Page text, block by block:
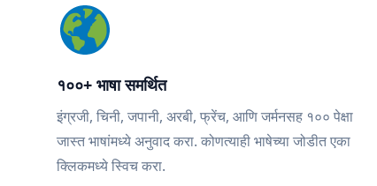
१००+ भाषा समर्थित
इंग्रजी, चिनी, जपानी, अरबी, फ्रेंच, आणि जर्मनसह १०० पेक्षा
जास्त भाषांमध्ये अनुवाद करा. कोणत्याही भाषेच्या जोडीत एका
क्लिकमध्ये स्विच करा.